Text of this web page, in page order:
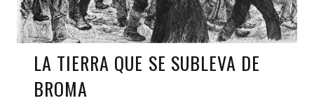
LA TIERRA QUE SE SUBLEVA DE
BROMA